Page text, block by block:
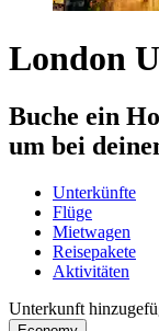
London
Buche ein
um bei
Unterkünfte
Flüge
Mietwagen
Reisepakete
Aktivitäten
Unterkunft